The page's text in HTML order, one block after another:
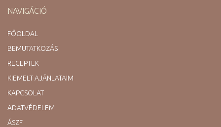
NAVIGÁCIÓ
FŐOLDAL
BEMUTATKOZÁS
RECEPTEK
KIEMELT AJÁNLATAIM
KAPCSOLAT
ADATVÉDELEM
ÁSZF